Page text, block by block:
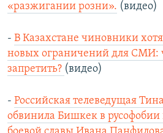
«разжигании розни». (видео)
- В Казахстане чиновники
новых ограничений для СМИ:
запретить? (видео)
- Российская телеведущая
обвинила Бишкек в русофобии